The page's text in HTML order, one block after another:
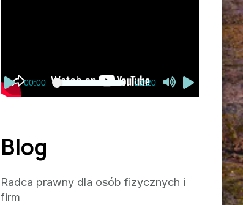
00:00 03:20
Blog
Radca prawny dla osób fizycznych i
firm